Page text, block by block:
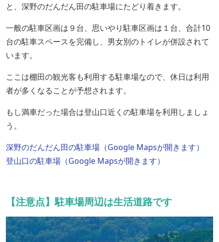
と、深野のだんだん田の駐車場にたどり着きます。
一般の駐車区画は９台、思いやり駐車区画は１台、合計10
台の駐車スペースを完備し、男女別のトイレが併設されて
います。
ここは棚田の観光客も利用する駐車場なので、休日は利用
者が多くなることが予想されます。
もし満車だった場合は登山口近くの駐車場を利用しましょ
う。
深野のだんだん田の駐車場（Google Mapsが開きます）
登山口の駐車場（Google Mapsが開きます）
【注意点】駐車場周辺は生活道路です